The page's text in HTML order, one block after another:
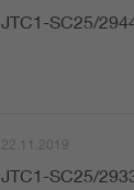
JTC1-SC25/
22.11.2019
JTC1-SC25/